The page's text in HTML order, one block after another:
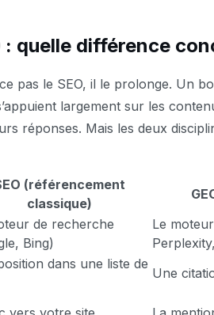
: quelle différence
pas le SEO, il le prolonge. Un
largement sur les
réponses. Mais les deux
(référencement
classique)
de recherche
Bing)
Le
dans une liste de
Une